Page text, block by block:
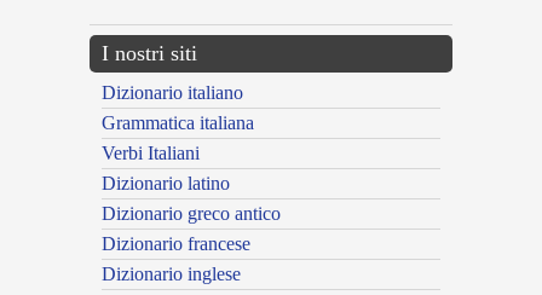
I nostri siti
Dizionario italiano
Grammatica italiana
Verbi Italiani
Dizionario latino
Dizionario greco antico
Dizionario francese
Dizionario inglese